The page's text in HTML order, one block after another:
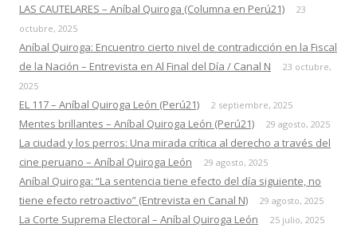
LAS CAUTELARES – Aníbal Quiroga (Columna en Perú21)
23
octubre, 2025
Aníbal Quiroga: Encuentro cierto nivel de contradicción en la Fiscal
de la Nación – Entrevista en Al Final del Día / Canal N
23 octubre,
2025
EL 117 – Aníbal Quiroga León (Perú21) 2 septiembre, 2025
Mentes brillantes – Aníbal Quiroga León (Perú21) 29 agosto, 2025
La ciudad y los perros: Una mirada crítica al derecho a través del
cine peruano – Aníbal Quiroga León
29 agosto, 2025
Aníbal Quiroga: “La sentencia tiene efecto del día siguiente, no
tiene efecto retroactivo” (Entrevista en Canal N)
29 agosto, 2025
La Corte Suprema Electoral – Aníbal Quiroga León 25 julio, 2025